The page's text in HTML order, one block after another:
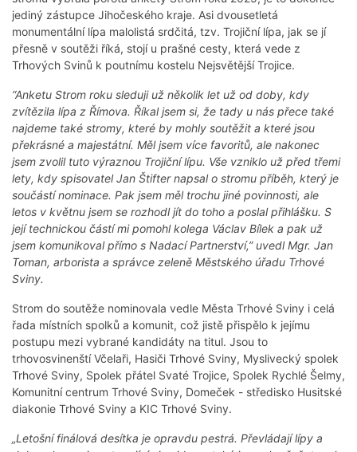
jediný zástupce Jihočeského kraje. Asi dvousetletá
monumentální lípa malolistá srdčitá, tzv. Trojiční lípa, jak se jí
přesně v soutěži říká, stojí u prašné cesty, která vede z
Trhových Svinů k poutnímu kostelu Nejsvětější Trojice.
“Anketu Strom roku sleduji už několik let už od doby, kdy
zvítězila lípa z Římova. Říkal jsem si, že tady u nás přece také
najdeme také stromy, které by mohly soutěžit a které jsou
překrásné a majestátní. Měl jsem více favoritů, ale nakonec
jsem zvolil tuto výraznou Trojiční lípu. Vše vzniklo už před třemi
lety, kdy spisovatel Jan Štifter napsal o stromu příběh, který je
součástí nominace. Pak jsem měl trochu jiné povinnosti, ale
letos v květnu jsem se rozhodl jít do toho a poslal přihlášku. S
její technickou částí mi pomohl kolega Václav Bílek a pak už
jsem komunikoval přímo s Nadací Partnerství,” uvedl Mgr. Jan
Toman, arborista a správce zeleně Městského úřadu Trhové
Sviny.
Strom do soutěže nominovala vedle Města Trhové Sviny i celá
řada místních spolků a komunit, což jistě přispělo k jejímu
postupu mezi vybrané kandidáty na titul. Jsou to
trhovosvinenští Včelaři, Hasiči Trhové Sviny, Myslivecký spolek
Trhové Sviny, Spolek přátel Svaté Trojice, Spolek Rychlé Šelmy,
Komunitní centrum Trhové Sviny, Domeček - středisko Husitské
diakonie Trhové Sviny a KIC Trhové Sviny.
„Letošní finálová desítka je opravdu pestrá. Převládají lípy a